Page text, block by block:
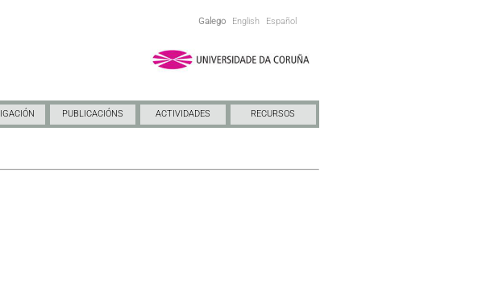
Galego English Español
PUBLICACIÓNS ACTIVIDADES RECURSOS